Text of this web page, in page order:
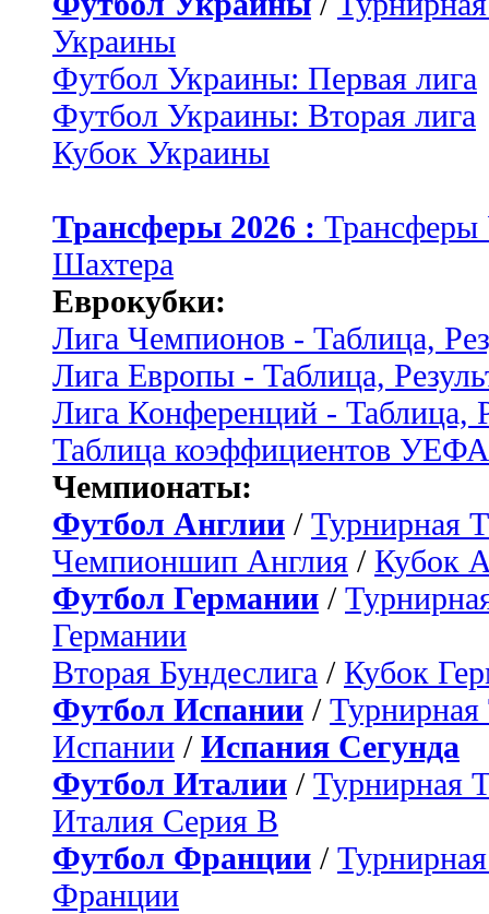
Украины
Футбол Украины: Первая лига
Футбол Украины: Вторая лига
Кубок Украины
Трансферы 2026 :
Шахтера
Еврокубки:
Лига Чемпионов - Таблица,
Лига Европы - Таблица,
Лига Конференций - Таблица,
Таблица коэффициентов УЕФА
Чемпионаты:
Футбол Англии / Турнирная
Чемпионшип Англия / Кубок
Футбол Германии /
Германии
Вторая Бундеслига / Кубок
Футбол Испании / Турнирная
Испании / Испания Сегунда
Футбол Италии / Турнирная
Италия Серия B
Футбол Франции /
Франции